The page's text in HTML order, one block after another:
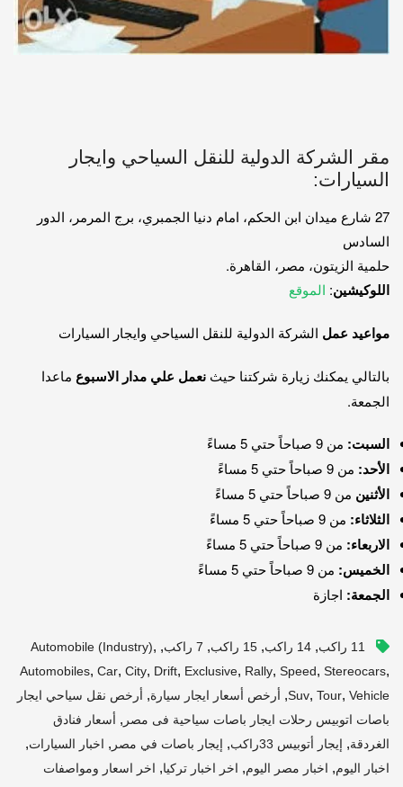
مقر الشركة الدولية للنقل السياحي وايجار
السيارات:
27 شارع ميدان ابن الحكم، امام دنيا الجمبري، برج المرمر، الدور
السادس
حلمية الزيتون، مصر، القاهرة.
اللوكيشين: الموقع
مواعيد عمل الشركة الدولية للنقل السياحي وايجار السيارات
بالتالي يمكنك زيارة شركتنا حيث نعمل علي مدار الاسبوع ماعدا
الجمعة.
السبت: من 9 صباحاً حتي 5 مساءً
الأحد: من 9 صباحاً حتي 5 مساءً
الأثنين من 9 صباحاً حتي 5 مساءً
الثلاثاء: من 9 صباحاً حتي 5 مساءً
الاربعاء: من 9 صباحاً حتي 5 مساءً
الخميس: من 9 صباحاً حتي 5 مساءً
الجمعة: اجازة
11 راكب , 14 راكب , 15 راكب , 7 راكب ,
Automobile (industry),
Automobiles, Car, City, Drift, Exclusive, Rally, Speed, Stereocars,
Suv, Tour, Vehicle
, أرخص أسعار ايجار سيارة, أرخص نقل سياحي ايجار
باصات اتوبيس رحلات ايجار باصات سياحية فى مصر , أسعار فنادق
الغردقة, إيجار أتوبيس 33راكب , إيجار باصات في مصر , اخبار السيارات,
اخبار اليوم, اخبار مصر اليوم, اخر اخبار تركيا, اخر اسعار ومواصفات